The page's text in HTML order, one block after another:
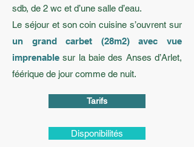
sdb, de 2 wc et d’une salle d’eau.
Le séjour et son coin cuisine s’ouvrent sur
un grand carbet (28m2) avec vue
imprenable sur la baie des Anses d’Arlet,
féérique de jour comme de nuit.
Tarifs
Disponibilités